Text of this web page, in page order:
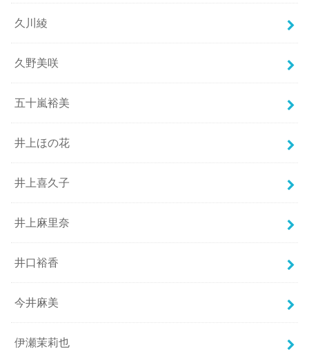
久川綾
久野美咲
五十嵐裕美
井上ほの花
井上喜久子
井上麻里奈
井口裕香
今井麻美
伊瀬茉莉也